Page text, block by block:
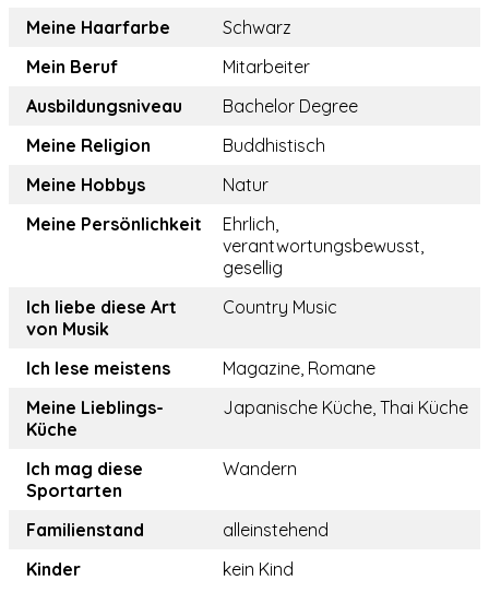
Meine Haarfarbe
Schwarz
Mein Beruf
Mitarbeiter
Ausbildungsniveau
Bachelor Degree
Meine Religion
Buddhistisch
Meine Hobbys
Natur
Meine Persönlichkeit
Ehrlich,
verantwortungsbewusst,
gesellig
Ich liebe diese Art
von Musik
Country Music
Ich lese meistens
Magazine, Romane
Meine Lieblings-
Küche
Japanische Küche, Thai Küche
Ich mag diese
Sportarten
Wandern
Familienstand
alleinstehend
Kinder
kein Kind